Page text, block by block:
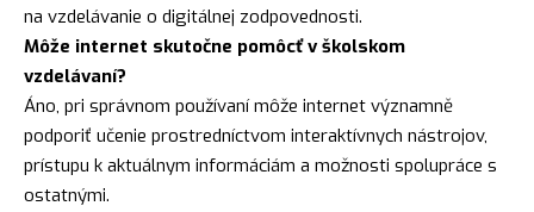
na vzdelávanie o digitálnej zodpovednosti.
Môže internet skutočne pomôcť v školskom
vzdelávaní?
Áno, pri správnom používaní môže internet významně
podporiť učenie prostredníctvom interaktívnych nástrojov,
prístupu k aktuálnym informáciám a možnosti spolupráce s
ostatnými.